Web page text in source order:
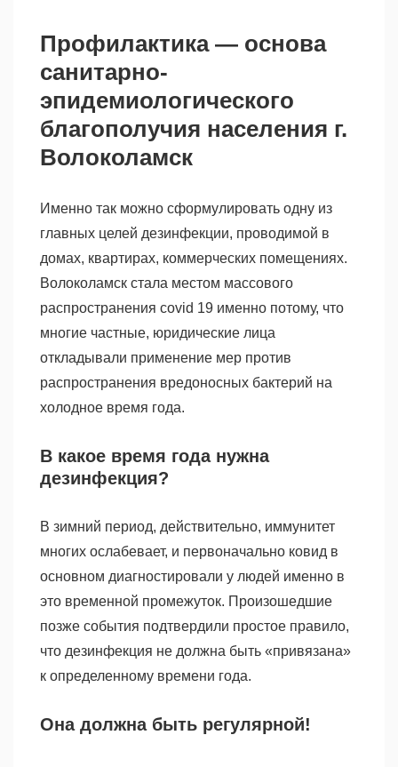
Профилактика — основа
санитарно-
эпидемиологического
благополучия населения г.
Волоколамск
Именно так можно сформулировать одну из
главных целей дезинфекции, проводимой в
домах, квартирах, коммерческих помещениях.
Волоколамск стала местом массового
распространения covid 19 именно потому, что
многие частные, юридические лица
откладывали применение мер против
распространения вредоносных бактерий на
холодное время года.
В какое время года нужна
дезинфекция?
В зимний период, действительно, иммунитет
многих ослабевает, и первоначально ковид в
основном диагностировали у людей именно в
это временной промежуток. Произошедшие
позже события подтвердили простое правило,
что дезинфекция не должна быть «привязана»
к определенному времени года.
Она должна быть регулярной!